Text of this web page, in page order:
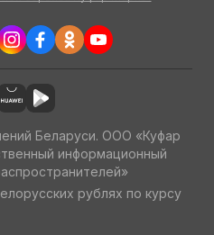
Беларуси. ООО «Куфар
информационный
рублях по курсу